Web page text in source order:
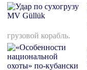
грузовой корабль.